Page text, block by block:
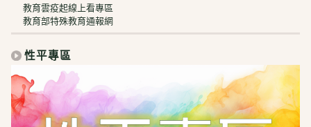
教育雲疫起線上看專區
教育部特殊教育通報網
性平專區